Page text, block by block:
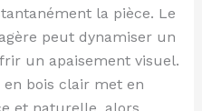
la pièce. Le
peut dynamiser un
un apaisement visuel.
en bois clair met en